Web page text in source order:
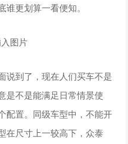
更划算一看便知。
说到了，现在人们买车不是
是不是能满足日常情景使
配置。同级车型中，不能开
在尺寸上一较高下，众泰